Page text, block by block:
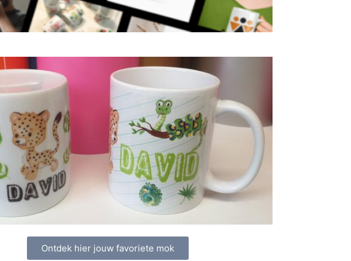
Ontdek hier jouw favoriete mok